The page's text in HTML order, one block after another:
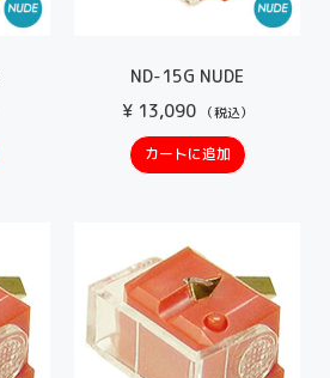
ND-15G NUDE
¥13,090 （税込）
カートに追加